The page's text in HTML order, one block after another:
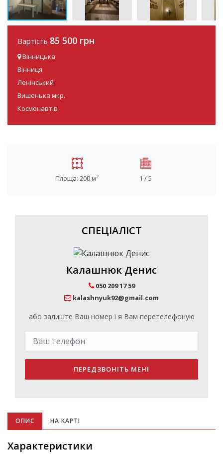
Вартість 85 500 грн
Вінницька
Вінниця
Ленінський
Вишенька мкр.
Космонавтів
Площа: 200 м2 1 / 5
СПЕЦІАЛІСТ
Калашнюк Денис
050 209 17 59
kalashnyuk92@gmail.com
або залиште Ваш номер і я Вам перетелефоную
ПЕРЕДЗВОНІТЬ МЕНІ
ОПИС НА КАРТІ
Характеристики